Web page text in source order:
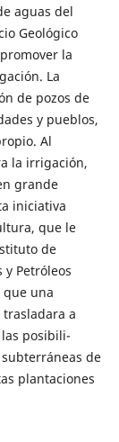
aguas del
Geológico
la
La
de pozos de
y pueblos,
Al
la irrigación,
grande
iniciativa
que le
de
Petróleos
que una
trasladara a
las posibili­
de
plantaciones